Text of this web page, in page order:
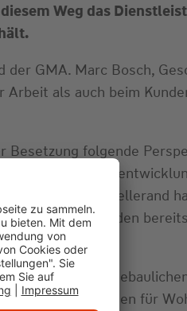
Weg das
GMA. Marc Bosch,
als auch beim
folgende
und
Blick über den Tellerand
und Kunden
Bedarfsanalysen für